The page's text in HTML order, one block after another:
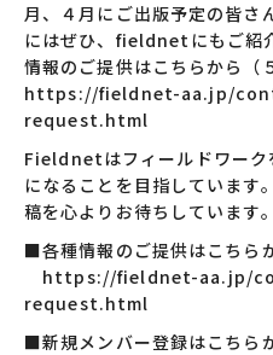
月、４月にご出版予定の皆さ
にはぜひ、fieldnetにもご紹
情報のご提供はこちらから（
https://fieldnet-aa.jp/
request.html
Fieldnetはフィールドワーク
になることを目指しています
稿を心よりお待ちしています。
■各種情報のご提供はこちら
https://fieldnet-aa.jp/
request.html
■新規メンバー登録はこちら